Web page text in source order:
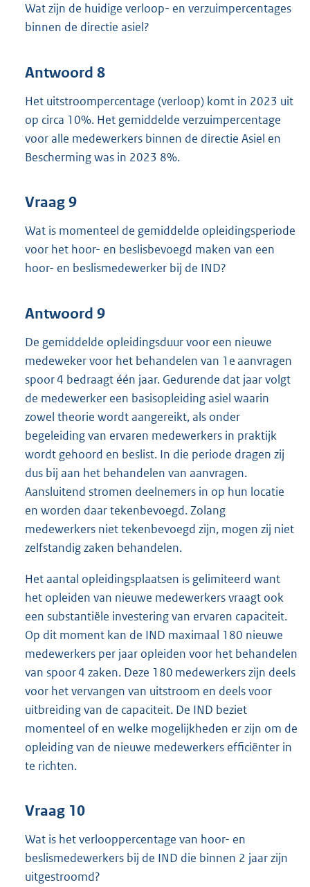
Wat zijn de huidige verloop- en verzuimpercentages
binnen de directie asiel?
Antwoord 8
Het uitstroompercentage (verloop) komt in 2023 uit
op circa 10%. Het gemiddelde verzuimpercentage
voor alle medewerkers binnen de directie Asiel en
Bescherming was in 2023 8%.
Vraag 9
Wat is momenteel de gemiddelde opleidingsperiode
voor het hoor- en beslisbevoegd maken van een
hoor- en beslismedewerker bij de IND?
Antwoord 9
De gemiddelde opleidingsduur voor een nieuwe
medeweker voor het behandelen van 1e aanvragen
spoor 4 bedraagt één jaar. Gedurende dat jaar volgt
de medewerker een basisopleiding asiel waarin
zowel theorie wordt aangereikt, als onder
begeleiding van ervaren medewerkers in praktijk
wordt gehoord en beslist. In die periode dragen zij
dus bij aan het behandelen van aanvragen.
Aansluitend stromen deelnemers in op hun locatie
en worden daar tekenbevoegd. Zolang
medewerkers niet tekenbevoegd zijn, mogen zij niet
zelfstandig zaken behandelen.
Het aantal opleidingsplaatsen is gelimiteerd want
het opleiden van nieuwe medewerkers vraagt ook
een substantiële investering van ervaren capaciteit.
Op dit moment kan de IND maximaal 180 nieuwe
medewerkers per jaar opleiden voor het behandelen
van spoor 4 zaken. Deze 180 medewerkers zijn deels
voor het vervangen van uitstroom en deels voor
uitbreiding van de capaciteit. De IND beziet
momenteel of en welke mogelijkheden er zijn om de
opleiding van de nieuwe medewerkers efficiënter in
te richten.
Vraag 10
Wat is het verlooppercentage van hoor- en
beslismedewerkers bij de IND die binnen 2 jaar zijn
uitgestroomd?